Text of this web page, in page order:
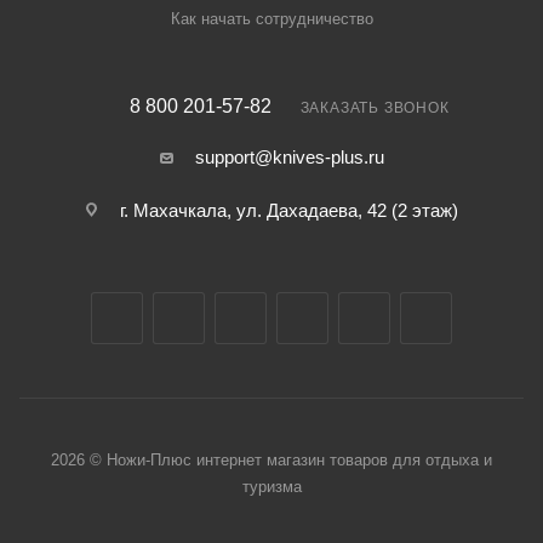
"Танцующий джигит".
Как начать сотрудничество
8 800 201-57-82 ЗАКАЗАТЬ ЗВОНОК
support@knives-plus.ru
г. Махачкала, ул. Дахадаева, 42 (2 этаж)
2026 © Ножи-Плюс интернет магазин товаров для отдыха и
туризма